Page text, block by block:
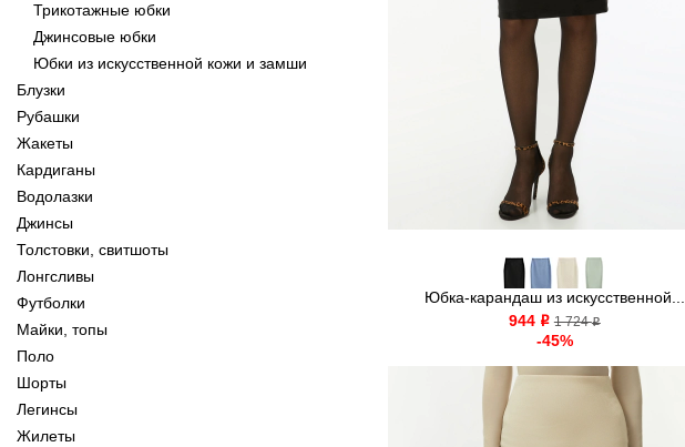
Трикотажные юбки
Джинсовые юбки
Юбки из искусственной кожи и замши
Блузки
Рубашки
Жакеты
Кардиганы
Водолазки
Джинсы
Толстовки, свитшоты
Лонгсливы
Футболки
Майки, топы
Поло
Шорты
Легинсы
Жилеты
Юбка-карандаш из искусственной...
944 o 1 724o
-45%